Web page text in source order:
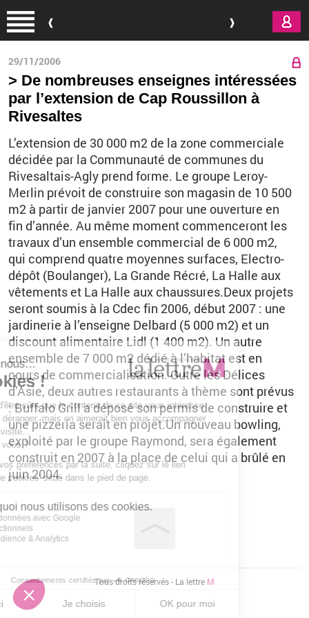
29/11/2006
> De nombreuses enseignes intéressées
par l’extension de Cap Roussillon à
Rivesaltes
L’extension de 30 000 m2 de la zone commerciale
décidée par la Communauté de communes du
Rivesaltais-Agly prend forme. Le groupe Leroy-
Merlin prévoit de construire son magasin de 10 500
m2 à partir de janvier 2007 pour une ouverture en
fin d’année. Au même moment commenceront les
travaux d’un ensemble commercial de 6 000 m2,
qui comprend quatre moyennes surfaces, Electro-
dépôt (Boulanger), La Grande Récré, La Halle aux
vêtements et La Halle aux chaussures.Deux projets
seront soumis à la Cdec fin 2006, début 2007 : une
jardinerie à l’enseigne Delbard (5 000 m2) et un
discount alimentaire Lidl (1 400 m2). Un autre
ensemble de 7 000 m2 dédié à l’habitat est en
cours de commercialisation. Outre les Délices
d’Asie, deux autres restaurants à thème sont prévus
: Buffalo Grill a déposé son permis de construire et
une pizzeria serait en projet.Un nouveau bowling,
exploité par le groupe Raymond, sera également
construit en 2007 à la place de celui qui a brûlé en
juin 2004.
Vous êtes iciTous droits réservés - La lettre M